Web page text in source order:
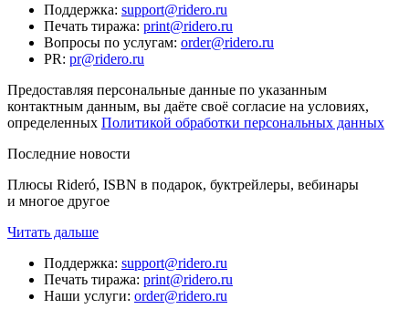
Поддержка: support@ridero.ru
Печать тиража: print@ridero.ru
Вопросы по услугам: order@ridero.ru
PR: pr@ridero.ru
Предоставляя персональные данные по указанным
контактным данным, вы даёте своё согласие на условиях,
определенных Политикой обработки персональных данных
Последние новости
Плюсы Rideró, ISBN в подарок, буктрейлеры, вебинары
и многое другое
Читать дальше
Поддержка: support@ridero.ru
Печать тиража: print@ridero.ru
Наши услуги: order@ridero.ru